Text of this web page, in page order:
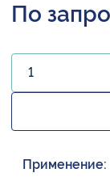
По
Применение: